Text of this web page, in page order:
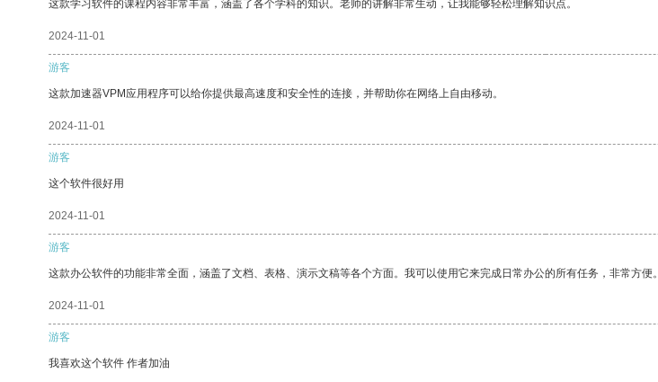
这款学习软件的课程内容非常丰富，涵盖了各个学科的知识。老师的讲解非常生动，让我能够轻松理解知识点。
2024-11-01
游客
这款加速器VPM应用程序可以给你提供最高速度和安全性的连接，并帮助你在网络上自由移动。
2024-11-01
游客
这个软件很好用
2024-11-01
游客
这款办公软件的功能非常全面，涵盖了文档、表格、演示文稿等各个方面。我可以使用它来完成日常办公的所有任务，非常方便。
2024-11-01
游客
我喜欢这个软件 作者加油